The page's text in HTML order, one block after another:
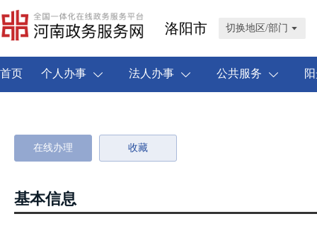
洛阳市 切换地区/部门
首页 个人办事 法人办事 公共服务
在线办理 收藏
基本信息